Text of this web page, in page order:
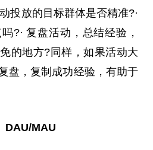
投放的目标群体是否精准?·
?· 复盘活动，总结经验，
的地方?同样，如果活动大
盘，复制成功经验，有助于
DAU/MAU